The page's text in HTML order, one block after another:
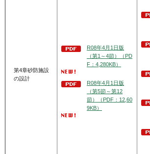
第4章砂防施設
の設計
R08年4月1日版
（第1～4節）（PD
F：4,280KB）
R08年4月1日版
（第5節～第12
節）（PDF：12,60
9KB）